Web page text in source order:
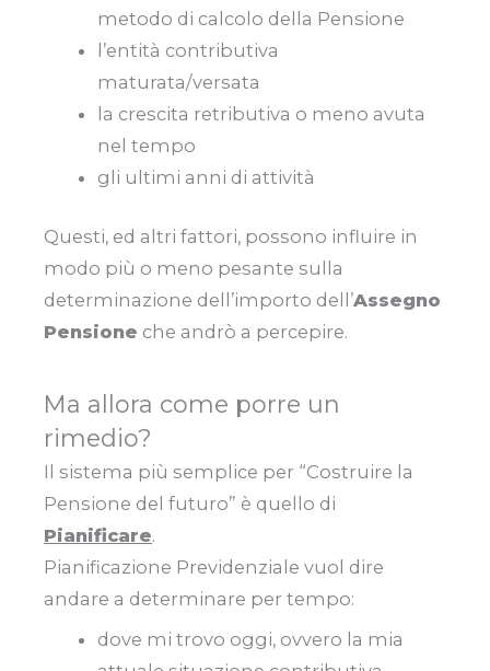
metodo di calcolo della Pensione
l’entità contributiva
maturata/versata
la crescita retributiva o meno avuta
nel tempo
gli ultimi anni di attività
Questi, ed altri fattori, possono influire in
modo più o meno pesante sulla
determinazione dell’importo dell’Assegno
Pensione che andrò a percepire.
Ma allora come porre un
rimedio?
Il sistema più semplice per “Costruire la
Pensione del futuro” è quello di
Pianificare.
Pianificazione Previdenziale vuol dire
andare a determinare per tempo:
dove mi trovo oggi, ovvero la mia